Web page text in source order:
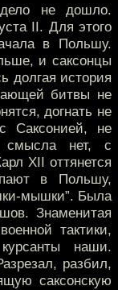
не дошло.
II. Для этого
в Польшу.
и саксонцы
долгая история
битвы не
догнать не
Саксонией, не
смысла нет, с
XII оттянется
в Польшу,
мышки”. Была
Знаменитая
тактики,
наши.
разбил,
саксонскую